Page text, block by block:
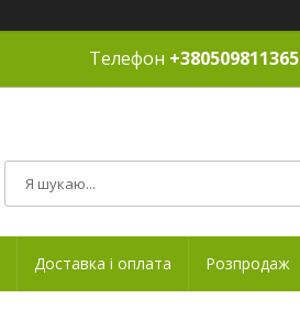
Телефон +380509811365
Доставка і оплата Розпродаж